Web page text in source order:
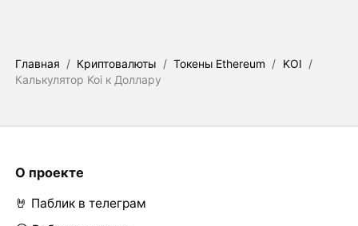
Главная / Криптовалюты / Токены Ethereum / KOI /
Калькулятор Koi к Доллару
О проекте
🤘 Паблик в телеграм